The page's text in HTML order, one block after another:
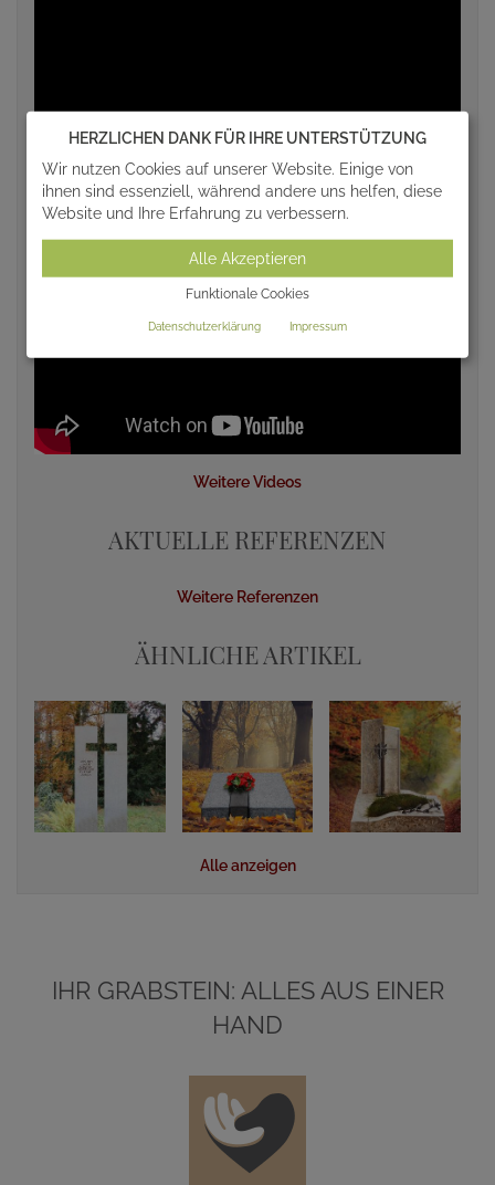
Weitere Videos
AKTUELLE REFERENZEN
Weitere Referenzen
ÄHNLICHE ARTIKEL
Alle anzeigen
IHR GRABSTEIN: ALLES AUS EINER
HAND
HERZLICHEN DANK FÜR IHRE UNTERSTÜTZUNG
Wir nutzen Cookies auf unserer Website. Einige von
ihnen sind essenziell, während andere uns helfen, diese
Website und Ihre Erfahrung zu verbessern.
Alle Akzeptieren
Funktionale Cookies
Datenschutzerklärung Impressum